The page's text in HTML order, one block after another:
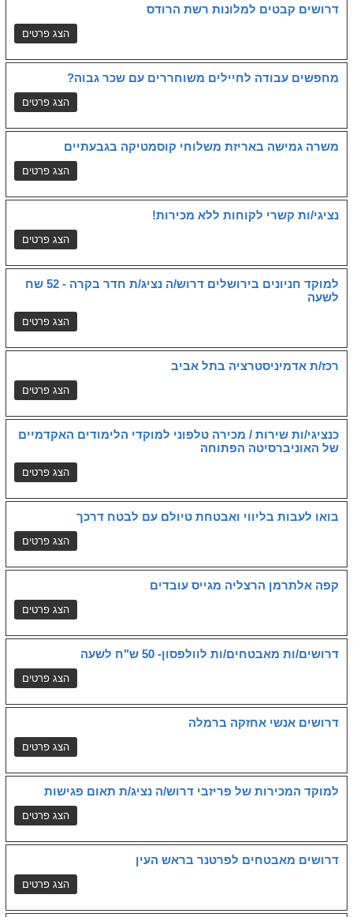
דרושים קבטים למלונות רשת הרודס
מחפשים עבודה לחיילים משוחררים עם שכר גבוה?
משרה גמישה באריזת משלוחי קוסמטיקה בגבעתיים
נציגי/ות קשרי לקוחות ללא מכירות!
למוקד חניונים בירושלים דרוש/ה נציג/ת חדר בקרה - 52 שח
לשעה
רכז/ת אדמיניסטרציה בתל אביב
כנציגי/ות שירות / מכירה טלפוני למוקדי הלימודים האקדמיים
של האוניברסיטה הפתוחה
בואו לעבות בליווי ואבטחת טיולם עם לבטח דרכך
קפה אלתרמן הרצליה מגייס עובדים
דרושים/ות מאבטחים/ות לוולפסון- 50 ש"ח לשעה
דרושים אנשי אחזקה ברמלה
למוקד המכירות של פריזבי דרוש/ה נציג/ת תאום פגישות
דרושים מאבטחים לפרטנר בראש העין